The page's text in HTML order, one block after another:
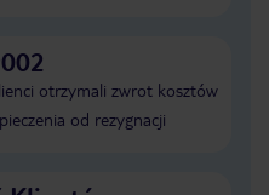
otrzymali zwrot kosztów
od rezygnacji